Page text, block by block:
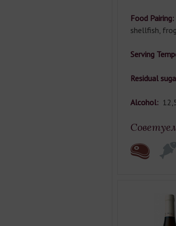
Food Pairing:
shellfish, frog
Serving
Residual
Alcohol: